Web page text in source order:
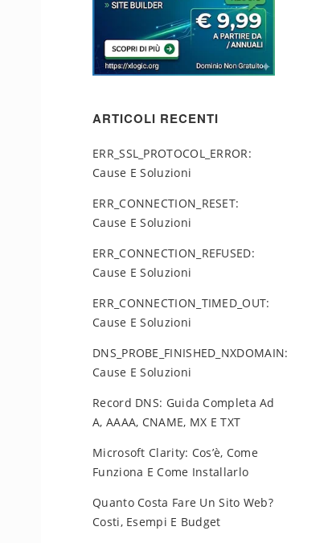
ARTICOLI RECENTI
ERR_SSL_PROTOCOL_ERROR:
Cause E Soluzioni
ERR_CONNECTION_RESET:
Cause E Soluzioni
ERR_CONNECTION_REFUSED:
Cause E Soluzioni
ERR_CONNECTION_TIMED_OUT:
Cause E Soluzioni
DNS_PROBE_FINISHED_NXDOMAIN:
Cause E Soluzioni
Record DNS: Guida Completa Ad
A, AAAA, CNAME, MX E TXT
Microsoft Clarity: Cos’è, Come
Funziona E Come Installarlo
Quanto Costa Fare Un Sito Web?
Costi, Esempi E Budget